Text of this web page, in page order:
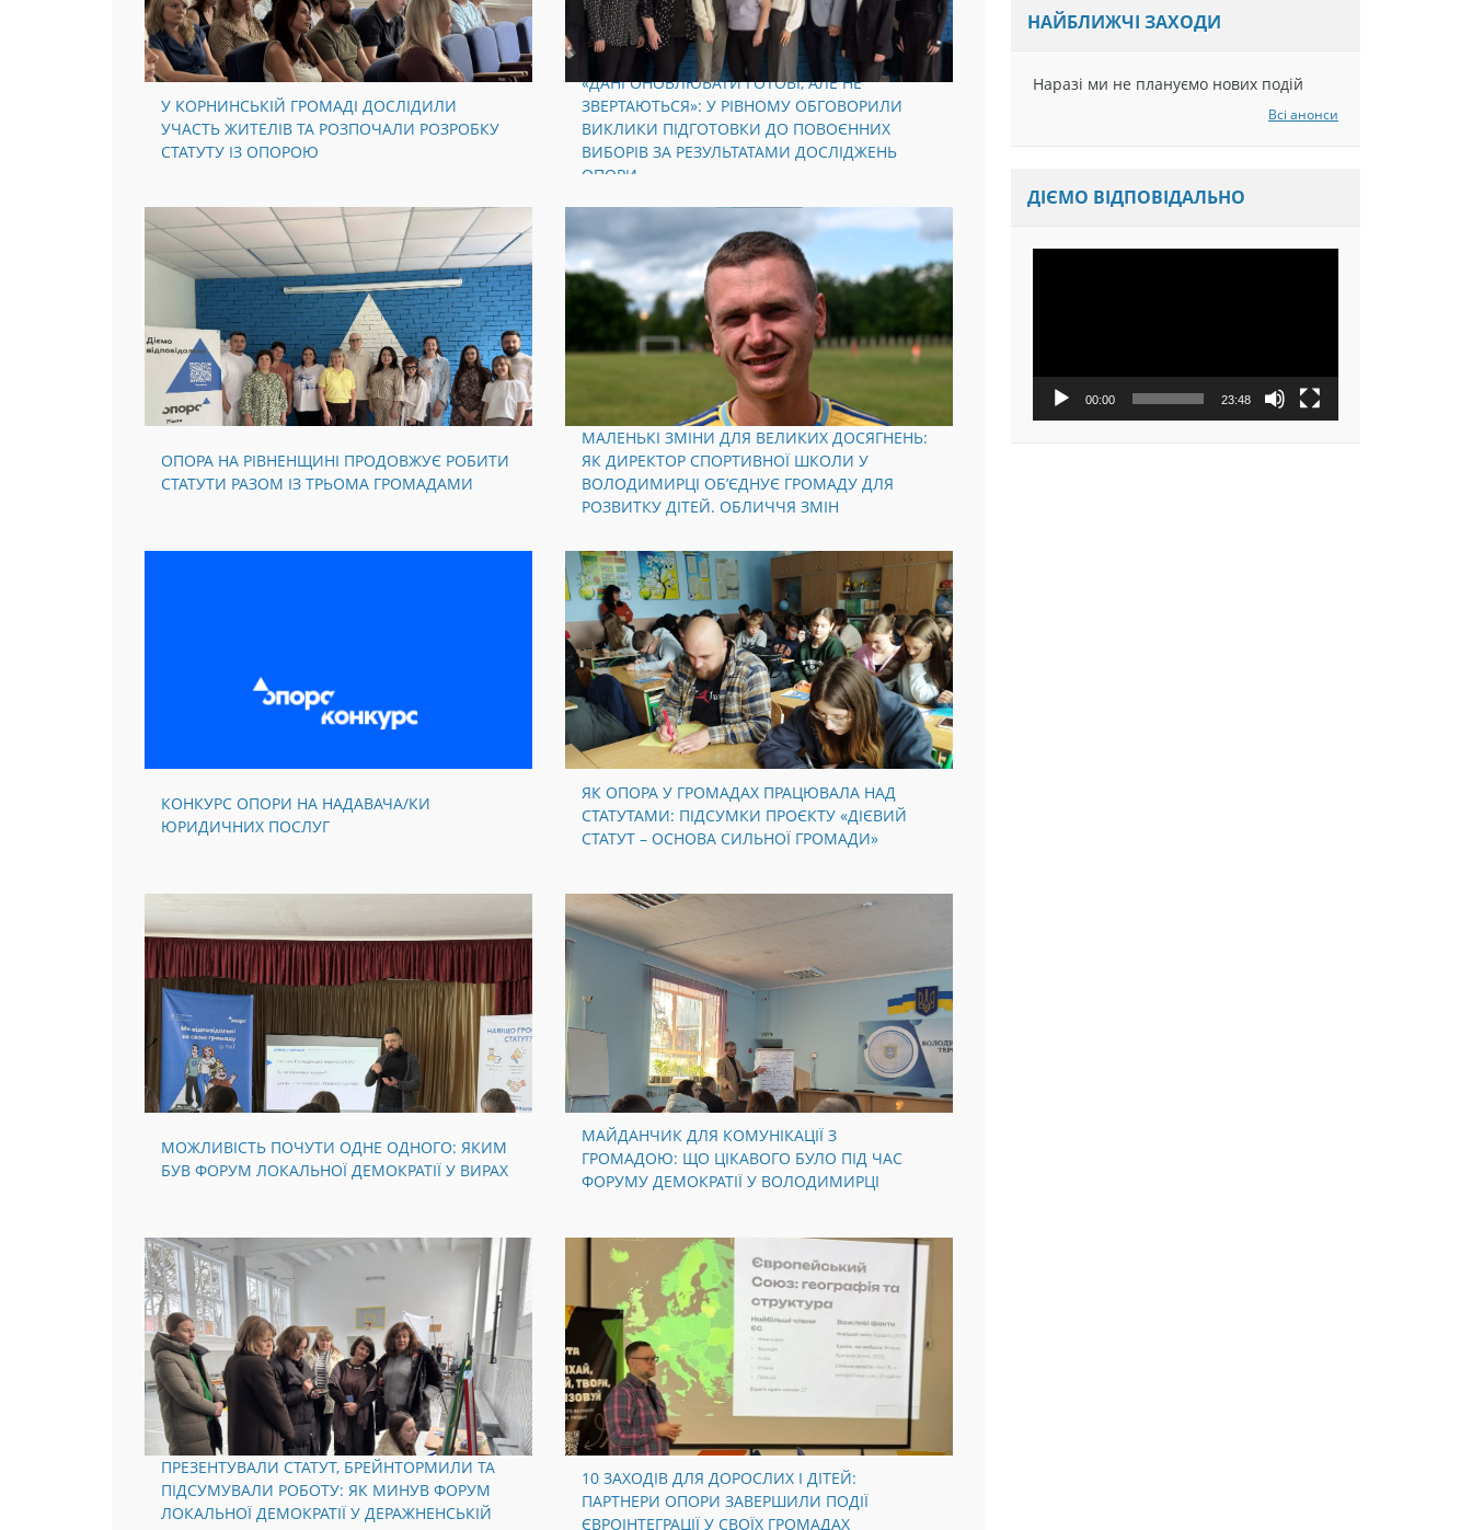
У КОРНИНСЬКІЙ ГРОМАДІ ДОСЛІДИЛИ
УЧАСТЬ ЖИТЕЛІВ ТА РОЗПОЧАЛИ РОЗРОБКУ
СТАТУТУ ІЗ ОПОРОЮ
«ДАНІ ОНОВЛЮВАТИ ГОТОВІ, АЛЕ НЕ
ЗВЕРТАЮТЬСЯ»: У РІВНОМУ ОБГОВОРИЛИ
ВИКЛИКИ ПІДГОТОВКИ ДО ПОВОЄННИХ
ВИБОРІВ ЗА РЕЗУЛЬТАТАМИ ДОСЛІДЖЕНЬ
ОПОРИ
ОПОРА НА РІВНЕНЩИНІ ПРОДОВЖУЄ РОБИТИ
СТАТУТИ РАЗОМ ІЗ ТРЬОМА ГРОМАДАМИ
МАЛЕНЬКІ ЗМІНИ ДЛЯ ВЕЛИКИХ ДОСЯГНЕНЬ:
ЯК ДИРЕКТОР СПОРТИВНОЇ ШКОЛИ У
ВОЛОДИМИРЦІ ОБ’ЄДНУЄ ГРОМАДУ ДЛЯ
РОЗВИТКУ ДІТЕЙ. ОБЛИЧЧЯ ЗМІН
КОНКУРС ОПОРИ НА НАДАВАЧА/КИ
ЮРИДИЧНИХ ПОСЛУГ
ЯК ОПОРА У ГРОМАДАХ ПРАЦЮВАЛА НАД
СТАТУТАМИ: ПІДСУМКИ ПРОЄКТУ «ДІЄВИЙ
СТАТУТ – ОСНОВА СИЛЬНОЇ ГРОМАДИ»
МОЖЛИВІСТЬ ПОЧУТИ ОДНЕ ОДНОГО: ЯКИМ
БУВ ФОРУМ ЛОКАЛЬНОЇ ДЕМОКРАТІЇ У ВИРАХ
МАЙДАНЧИК ДЛЯ КОМУНІКАЦІЇ З
ГРОМАДОЮ: ЩО ЦІКАВОГО БУЛО ПІД ЧАС
ФОРУМУ ДЕМОКРАТІЇ У ВОЛОДИМИРЦІ
ПРЕЗЕНТУВАЛИ СТАТУТ, БРЕЙНТОРМИЛИ ТА
ПІДСУМУВАЛИ РОБОТУ: ЯК МИНУВ ФОРУМ
ЛОКАЛЬНОЇ ДЕМОКРАТІЇ У ДЕРАЖНЕНСЬКІЙ
10 ЗАХОДІВ ДЛЯ ДОРОСЛИХ І ДІТЕЙ:
ПАРТНЕРИ ОПОРИ ЗАВЕРШИЛИ ПОДІЇ
ЄВРОІНТЕГРАЦІЇ У СВОЇХ ГРОМАДАХ
НАЙБЛИЖЧІ ЗАХОДИ
Наразі ми не плануємо нових подій
Всі анонси
ДІЄМО ВІДПОВІДАЛЬНО
00:00 23:48